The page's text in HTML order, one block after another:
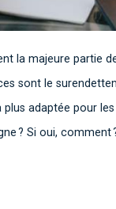
la majeure partie
sont le
adaptée pour les
? Si oui, comment